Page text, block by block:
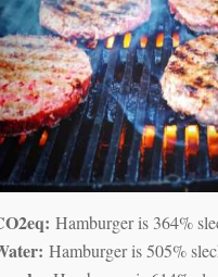
Hamburger is 364%
Hamburger is 505%